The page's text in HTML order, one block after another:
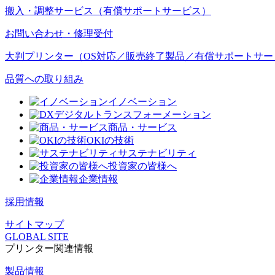
搬入・調整サービス（有償サポートサービス）
お問い合わせ・修理受付
大判プリンター（OS対応／販売終了製品／有償サポートサ
品質への取り組み
イノベーション
デジタルトランスフォーメーション
商品・サービス
OKIの技術
サステナビリティ
投資家の皆様へ
企業情報
採用情報
サイトマップ
GLOBAL SITE
プリンター関連情報
製品情報